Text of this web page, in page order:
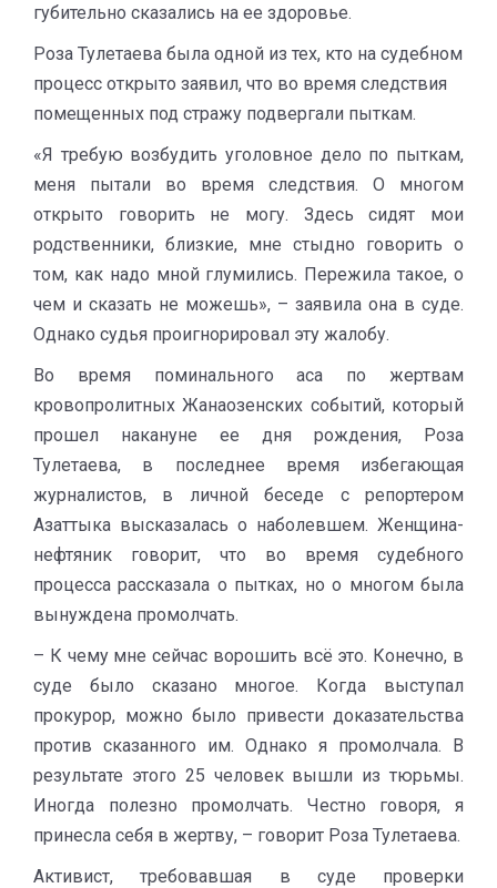
губительно сказались на ее здоровье.
Роза Тулетаева была одной из тех, кто на судебном
процесс открыто заявил, что во время следствия
помещенных под стражу подвергали пыткам.
«Я требую возбудить уголовное дело по пыткам,
меня пытали во время следствия. О многом
открыто говорить не могу. Здесь сидят мои
родственники, близкие, мне стыдно говорить о
том, как надо мной глумились. Пережила такое, о
чем и сказать не можешь», – заявила она в суде.
Однако судья проигнорировал эту жалобу.
Во время поминального аса по жертвам
кровопролитных Жанаозенских событий, который
прошел накануне ее дня рождения, Роза
Тулетаева, в последнее время избегающая
журналистов, в личной беседе с репортером
Азаттыка высказалась о наболевшем. Женщина-
нефтяник говорит, что во время судебного
процесса рассказала о пытках, но о многом была
вынуждена промолчать.
– К чему мне сейчас ворошить всё это. Конечно, в
суде было сказано многое. Когда выступал
прокурор, можно было привести доказательства
против сказанного им. Однако я промолчала. В
результате этого 25 человек вышли из тюрьмы.
Иногда полезно промолчать. Честно говоря, я
принесла себя в жертву, – говорит Роза Тулетаева.
Активист, требовавшая в суде проверки